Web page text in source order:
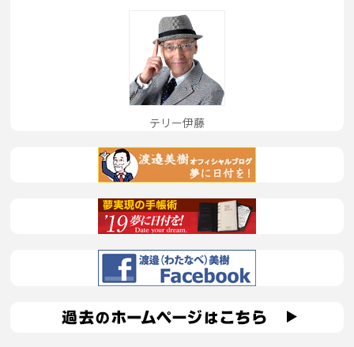
テリー伊藤